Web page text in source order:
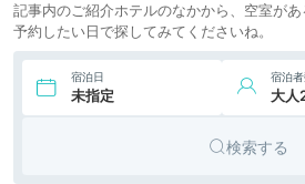
記事内のご紹介ホテルのなかから、空室があ
予約したい日で探してみてくださいね。
宿泊日
未指定
宿泊
大人
検索する